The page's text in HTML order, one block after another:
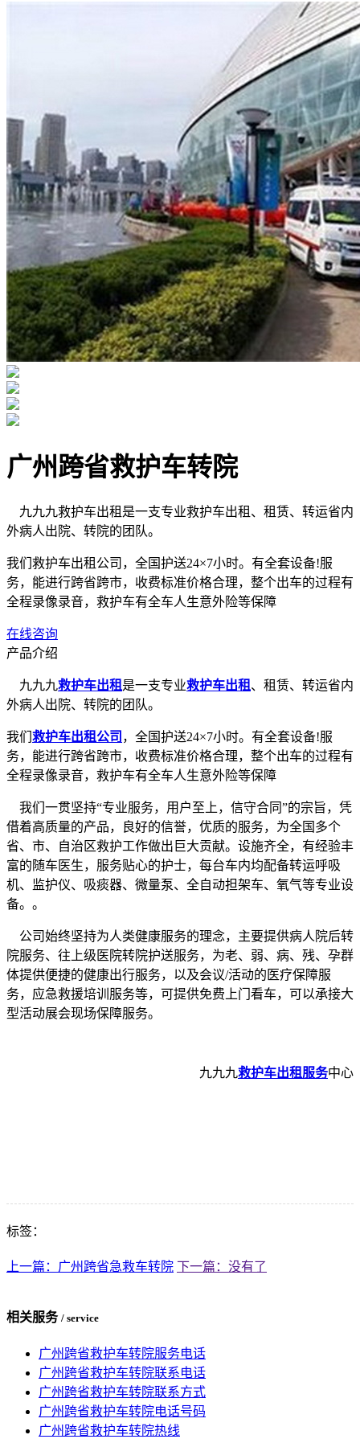
广州跨省救护车转院
九九九救护车出租是一支专业救护车出租、租赁、转运省内
外病人出院、转院的团队。
我们救护车出租公司，全国护送24×7小时。有全套设备!服
务，能进行跨省跨市，收费标准价格合理，整个出车的过程有
全程录像录音，救护车有全车人生意外险等保障
在线咨询
产品介绍
九九九救护车出租 是一支专业救护车出租 、租赁、转运省内
外病人出院、转院的团队。
我们 救护车出租公司 ，全国护送24×7小时。有全套设备!服
务，能进行跨省跨市，收费标准价格合理，整个出车的过程有
全程录像录音，救护车有全车人生意外险等保障
我们一贯坚持“专业服务，用户至上，信守合同”的宗旨，凭
借着高质量的产品，良好的信誉，优质的服务，为全国多个
省、市、自治区救护工作做出巨大贡献。设施齐全，有经验丰
富的随车医生，服务贴心的护士，每台车内均配备转运呼吸
机、监护仪、吸痰器、微量泵、全自动担架车、氧气等专业设
备。。
公司始终坚持为人类健康服务的理念，主要提供病人院后转
院服务、往上级医院转院护送服务，为老、弱、病、残、孕群
体提供便捷的健康出行服务，以及会议/活动的医疗保障服
务，应急救援培训服务等，可提供免费上门看车，可以承接大
型活动展会现场保障服务。
九九九救护车出租服务中心
标签：
上一篇：广州跨省急救车转院 下一篇：没有了
相关服务 / service
广州跨省救护车转院服务电话
广州跨省救护车转院联系电话
广州跨省救护车转院联系方式
广州跨省救护车转院电话号码
广州跨省救护车转院热线